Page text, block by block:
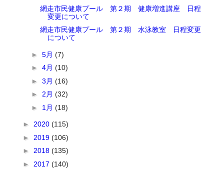
網走市民健康プール 第２期 健康増進講座 日程
変更について
網走市民健康プール 第２期 水泳教室 日程変更
について
►5月(7)
►4月(10)
►3月(16)
►2月(32)
► 1月(18)
►2020(115)
►2019(106)
►2018(135)
►2017(140)